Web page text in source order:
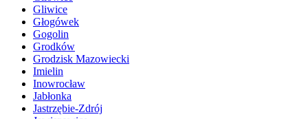
Gliwice
Głogówek
Gogolin
Grodków
Grodzisk Mazowiecki
Imielin
Inowrocław
Jabłonka
Jastrzębie-Zdrój